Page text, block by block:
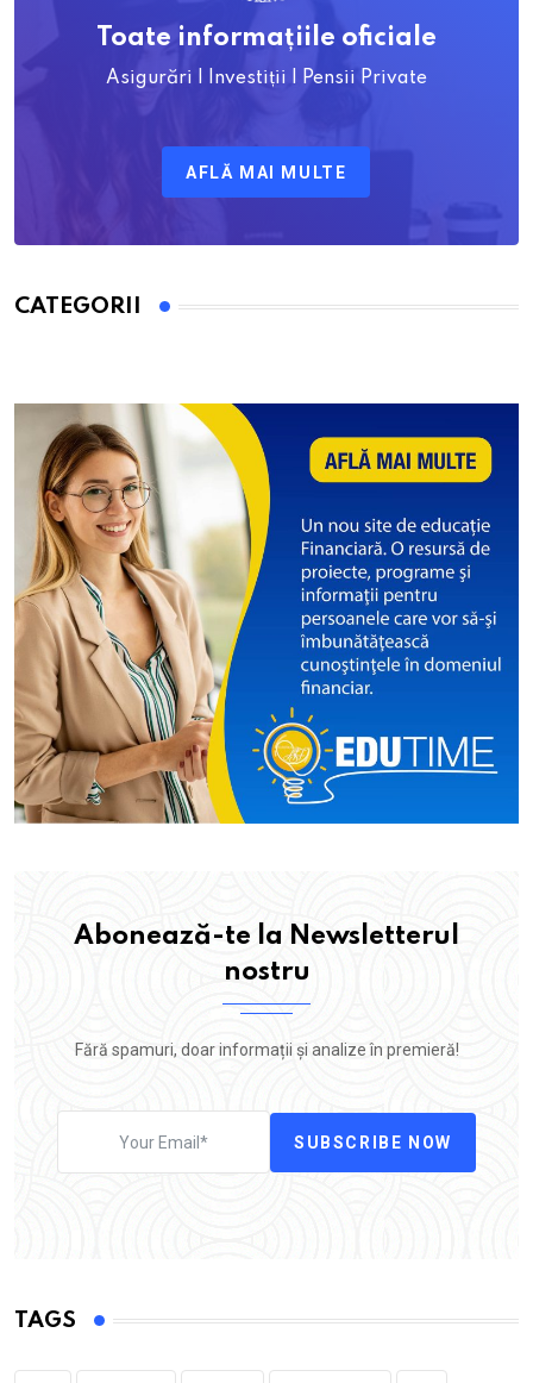
Toate informațiile oficiale
Asigurări | Investiții | Pensii Private
AFLĂ MAI MULTE
CATEGORII
Abonează-te la Newsletterul
nostru
Fără spamuri, doar informații și analize în premieră!
SUBSCRIBE NOW
TAGS